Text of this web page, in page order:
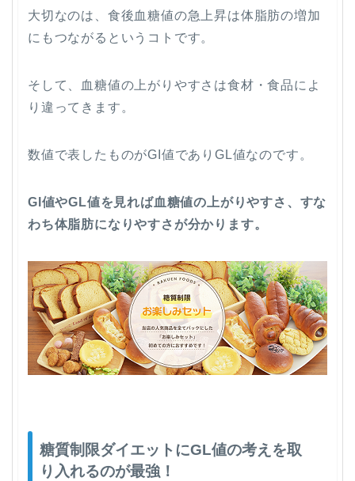
大切なのは、食後血糖値の急上昇は体脂肪の増加
にもつながるというコトです。
そして、血糖値の上がりやすさは食材・食品によ
り違ってきます。
数値で表したものがGI値でありGL値なのです。
GI値やGL値を見れば血糖値の上がりやすさ、すな
わち体脂肪になりやすさが分かります。
糖質制限ダイエットにGL値の考えを取
り入れるのが最強！